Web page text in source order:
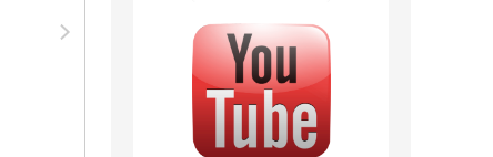
Парфюмерия Shaik
SHAIK /
Парфюмерная вода
№ 144 Kenzo L'Eau par
Парфюмерия Shaik
SHAIK /
Парфюмерная вода
№ 144 Kenzo L'Eau
par, 20 мл.